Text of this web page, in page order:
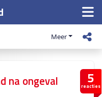
Meer
5
reacties
na ongeval